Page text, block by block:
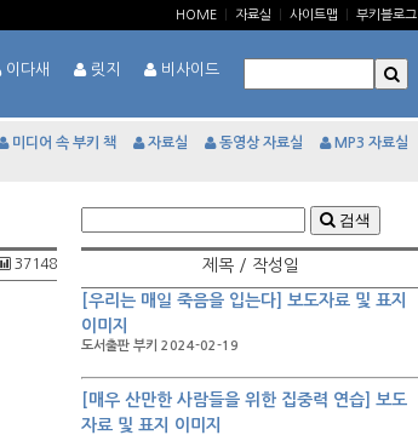
HOME 자료실 사이트맵 부키블로그
이다새 릿지 비사이드
미디어 속 부키 책 자료실 동영상 자료실 MP3 자료실
37148
검색
제목 / 작성일
[우리는 매일 죽음을 입는다] 보도자료 및 표지
이미지
도서출판 부키 2024-02-19
[매우 산만한 사람들을 위한 집중력 연습] 보도
자료 및 표지 이미지